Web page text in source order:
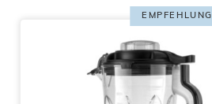
EMPFEHLUNG